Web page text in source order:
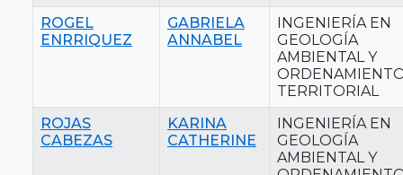
ROGEL
ENRRIQUEZ
GABRIELA
ANNABEL
INGENIERÍA EN
GEOLOGÍA
AMBIENTAL Y
TERRITORIAL
ROJAS
CABEZAS
KARINA
CATHERINE
INGENIERÍA EN
GEOLOGÍA
AMBIENTAL Y